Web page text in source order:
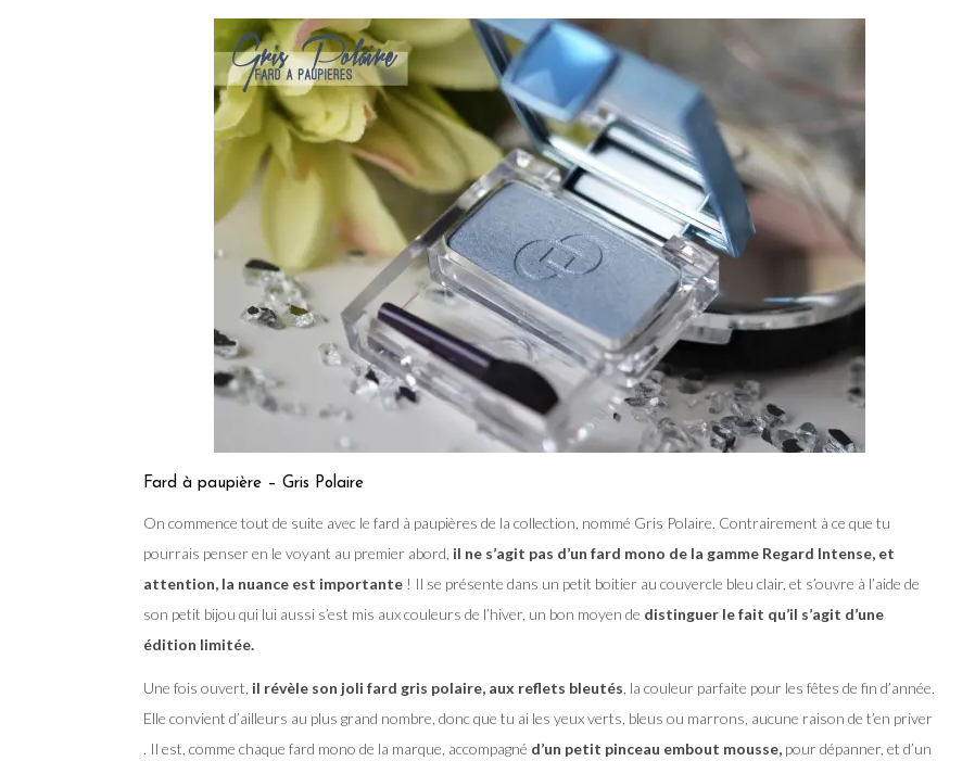
Fard à paupière – Gris Polaire
On commence tout de suite avec le fard à paupières de la collection, nommé Gris Polaire. Contrairement à ce que tu
pourrais penser en le voyant au premier abord, il ne s’agit pas d’un fard mono de la gamme Regard Intense, et
attention, la nuance est importante ! Il se présente dans un petit boitier au couvercle bleu clair, et s’ouvre à l’aide de
son petit bijou qui lui aussi s’est mis aux couleurs de l’hiver, un bon moyen de distinguer le fait qu’il s’agit d’une
édition limitée.
Une fois ouvert, il révèle son joli fard gris polaire, aux reflets bleutés , la couleur parfaite pour les fêtes de fin d’année.
Elle convient d’ailleurs au plus grand nombre, donc que tu ai les yeux verts, bleus ou marrons, aucune raison de t’en priver
. Il est, comme chaque fard mono de la marque, accompagné d’un petit pinceau embout mousse, pour dépanner, et d’un